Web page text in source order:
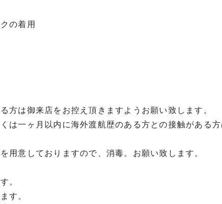
の着用
方は御来店をお控え頂きますようお願い致します。
は一ヶ月以内に海外渡航歴のある方との接触がある
用意しておりますので、消毒。お願い致します。
。
す。